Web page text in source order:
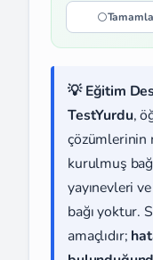
💡 Eğitim
TestYurdu,
çözümlerinin
kurulmuş
yayınevleri
bağı yoktur.
amaçlıdır;